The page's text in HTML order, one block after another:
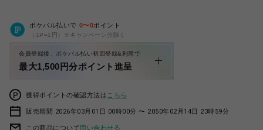
ポケパル払いで 0〜0ポイント
（1P=1円）※キャンペーン分除く
会員登録後、ポケパル払い初回登録&利用で
最大1,500円分ポイント進呈
獲得ポイントの確認方法は こちら
販売期間 2026年03月01日 00時00分 〜 2050年02月14日 23時59分
この商品について問い合わせる